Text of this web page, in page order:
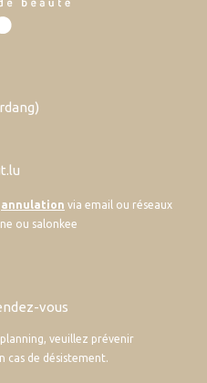
annulation via email ou réseaux
ou salonkee
vous
veuillez prévenir
cas de désistement.